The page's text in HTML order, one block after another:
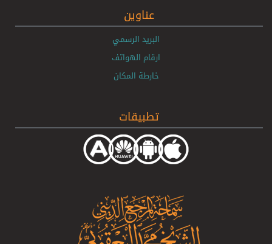
عناوين
البريد الرسمي
ارقام الهواتف
خارطة المكان
تطبيقات